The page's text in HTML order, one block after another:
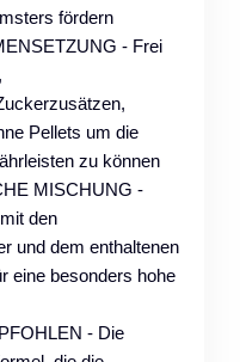
fördern
- Frei
Pellets um die
zu können
MISCHUNG -
den
und dem enthaltenen
eine besonders hohe
- Die